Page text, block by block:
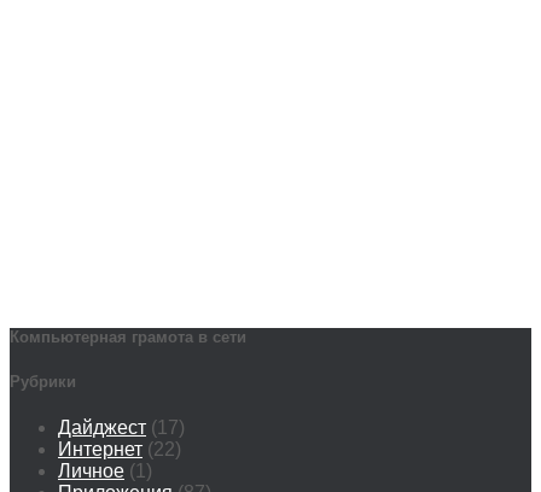
Компьютерная грамота в сети
Рубрики
Дайджест (17)
Интернет (22)
Личное (1)